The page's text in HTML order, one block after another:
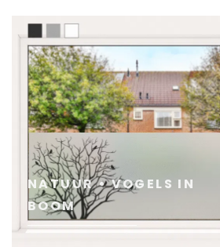
NATUUR • VOGELS IN
BOOM